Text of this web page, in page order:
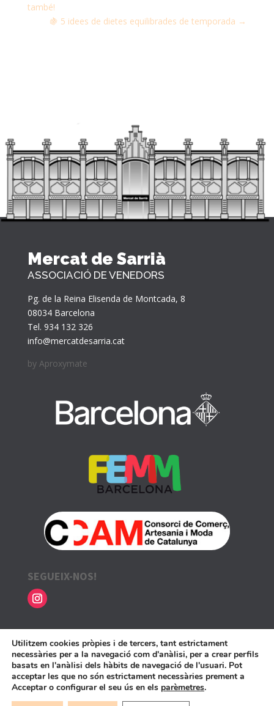
també!
​🍇 5 idees de dietes equilibrades de temporada →
Mercat de Sarrià
ASSOCIACIÓ DE VENEDORS
Pg. de la Reina Elisenda de Montcada, 8
08034 Barcelona
Tel. 934 132 326
info@mercatdesarria.cat
by Aproxymate
SEGUEIX-NOS!
INFORMACIÓ LEGAL
Avís legal i política de privadesa
Política de cookies
Utilitzem cookies pròpies i de tercers, tant estrictament
necessàries per a la navegació com d'anàlisi, per a crear perfils
basats en l'anàlisi dels hàbits de navegació de l'usuari. Pot
acceptar les que no són estrictament necessàries prement a
Acceptar o configurar el seu ús en els parèmetres.